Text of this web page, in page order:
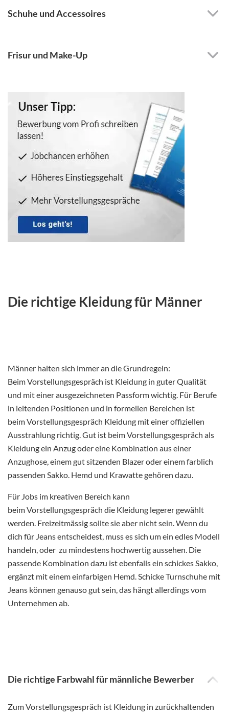
Schuhe und Accessoires
Frisur und Make-Up
Die richtige Kleidung für Männer
Männer halten sich immer an die Grundregeln:
Beim Vorstellungsgespräch ist Kleidung in guter Qualität
und mit einer ausgezeichneten Passform wichtig. Für Berufe
in leitenden Positionen und in formellen Bereichen ist
beim Vorstellungsgespräch Kleidung mit einer offiziellen
Ausstrahlung richtig. Gut ist beim Vorstellungsgespräch als
Kleidung ein Anzug oder eine Kombination aus einer
Anzughose, einem gut sitzenden Blazer oder einem farblich
passenden Sakko. Hemd und Krawatte gehören dazu.
Für Jobs im kreativen Bereich kann
beim Vorstellungsgespräch die Kleidung legerer gewählt
werden. Freizeitmässig sollte sie aber nicht sein. Wenn du
dich für Jeans entscheidest, muss es sich um ein edles Modell
handeln, oder zu mindestens hochwertig aussehen. Die
passende Kombination dazu ist ebenfalls ein schickes Sakko,
ergänzt mit einem einfarbigen Hemd. Schicke Turnschuhe mit
Jeans können genauso gut sein, das hängt allerdings vom
Unternehmen ab.
Die richtige Farbwahl für männliche Bewerber
Zum Vorstellungsgespräch ist Kleidung in zurückhaltenden